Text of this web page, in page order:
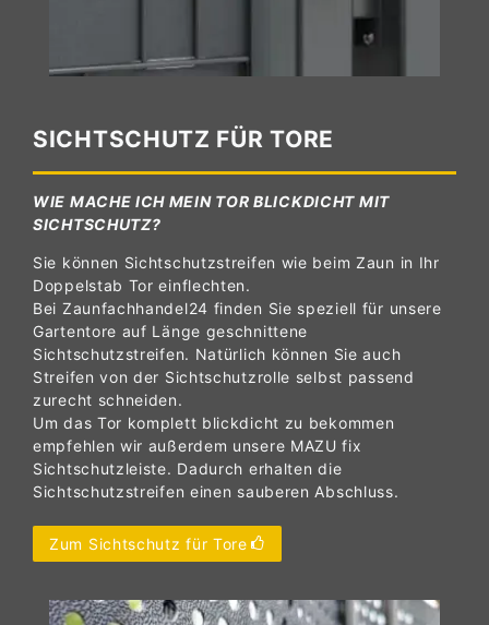
SICHTSCHUTZ FÜR TORE
WIE MACHE ICH MEIN TOR BLICKDICHT MIT
SICHTSCHUTZ?
Sie können Sichtschutzstreifen wie beim Zaun in Ihr
Doppelstab Tor einflechten.
Bei Zaunfachhandel24 finden Sie speziell für unsere
Gartentore auf Länge geschnittene
Sichtschutzstreifen. Natürlich können Sie auch
Streifen von der Sichtschutzrolle selbst passend
zurecht schneiden.
Um das Tor komplett blickdicht zu bekommen
empfehlen wir außerdem unsere MAZU fix
Sichtschutzleiste. Dadurch erhalten die
Sichtschutzstreifen einen sauberen Abschluss.
Zum Sichtschutz für Tore